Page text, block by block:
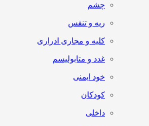
چشم
ریه و تنفس
کلیه و مجاری ادراری
غدد و متابولیسم
خود ایمنی
کودکان
داخلی